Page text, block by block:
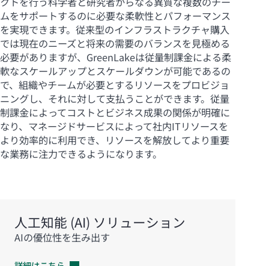
ムをサポートするのに必要な柔軟性とパフォーマンス
を実現できます。従来型のインフラストラクチャ購入
では現在のニーズと将来の需要のバランスを見極める
必要がありますが、GreenLakeは従量制課金による柔
軟なスケールアップとスケールダウンが可能であるの
で、組織やチームが必要とするリソースをプロビジョ
ニングし、それに対して支払うことができます。従量
制課金によってコストとビジネス成果の関係が明確に
なり、マネージドサービスによって社内ITリソースを
より効率的に利用でき、リソースを解放してより重要
な業務に注力できるようになります。
人工知能 (AI) ソリューション
AIの優位性を生み出す